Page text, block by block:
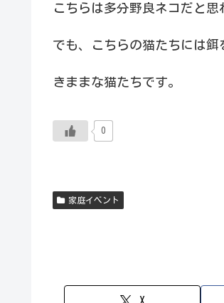
こちらは多分野良ネコだと
でも、こちらの猫たちには餌
きままな猫たちです。
0
家庭イベント